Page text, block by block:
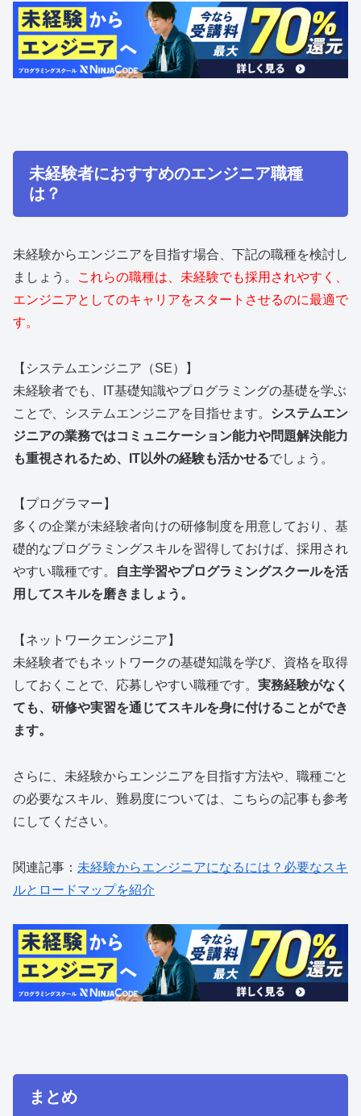
未経験者におすすめのエンジニア職種
は？
未経験からエンジニアを目指す場合、下記の職種を検討し
ましょう。
これらの職種は、未経験でも採用されやすく、
エンジニアとしてのキャリアをスタートさせるのに最適で
す。
【システムエンジニア（SE）】
未経験者でも、IT基礎知識やプログラミングの基礎を学ぶ
ことで、システムエンジニアを目指せます。 システムエン
ジニアの業務ではコミュニケーション能力や問題解決能力
も重視されるため、IT以外の経験も活かせるでしょう。
【プログラマー】
多くの企業が未経験者向けの研修制度を用意しており、基
礎的なプログラミングスキルを習得しておけば、採用され
やすい職種です。
自主学習やプログラミングスクールを活
用してスキルを磨きましょう。
【ネットワークエンジニア】
未経験者でもネットワークの基礎知識を学び、資格を取得
しておくことで、応募しやすい職種です。 実務経験がなく
ても、研修や実習を通じてスキルを身に付けることができ
ます。
さらに、未経験からエンジニアを目指す方法や、職種ごと
の必要なスキル、難易度については、こちらの記事も参考
にしてください。
関連記事： 未経験からエンジニアになるには？必要なスキ
ルとロードマップを紹介
まとめ